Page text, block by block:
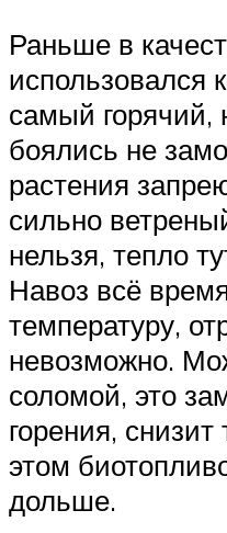
Раньше в
использовался
самый горячий,
боялись не
растения
сильно
нельзя, тепло
Навоз всё
температуру,
невозможно.
соломой, это
горения,
этом
дольше.